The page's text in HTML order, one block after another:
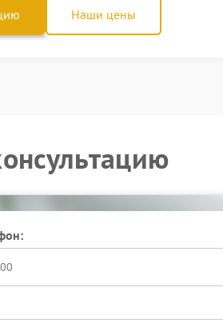
Наши цены